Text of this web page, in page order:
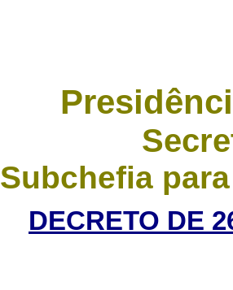
Subchefia
DECRETO DE